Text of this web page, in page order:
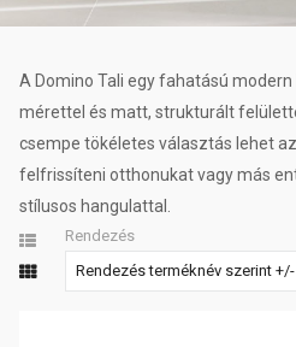
A Domino Tali egy fahatású
mérettel és matt, strukturált
csempe tökéletes választás lehet
felfrissíteni otthonukat vagy más
stílusos hangulattal.
Rendezés
Rendezés terméknév szerint +/-